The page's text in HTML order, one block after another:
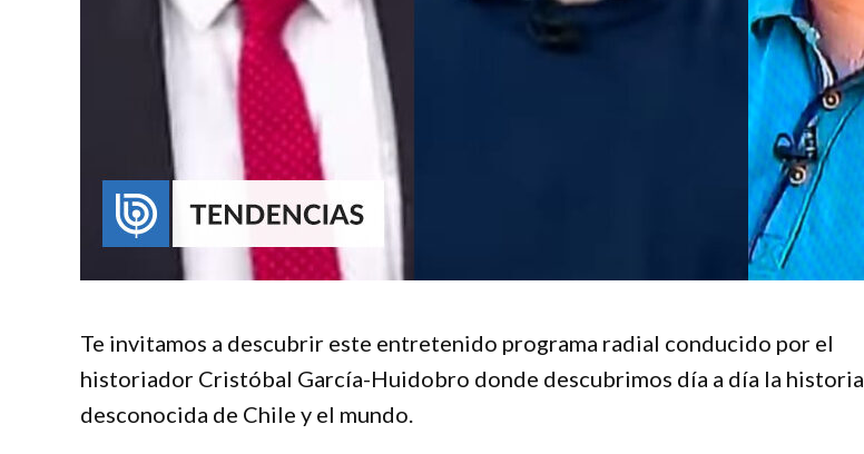
Te invitamos a descubrir este entretenido programa radial conducido por el
historiador Cristóbal García-Huidobro donde descubrimos día a día la historia
desconocida de Chile y el mundo.